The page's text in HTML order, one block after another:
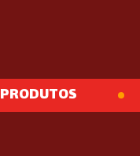
PRODUTOS